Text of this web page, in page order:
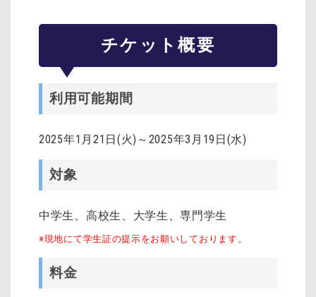
チケット概要
利用可能期間
2025年1月21日(火)～2025年3月19日(水)
対象
中学生、高校生、大学生、専門学生
※現地にて学生証の提示をお願いしております。
料金